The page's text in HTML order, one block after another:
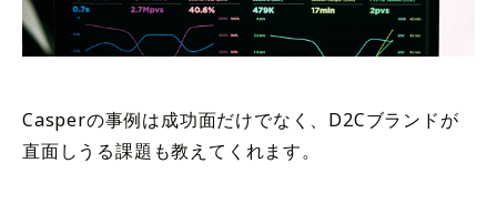
Casperの事例は成功面だけでなく、D2Cブランドが
直面しうる課題も教えてくれます。